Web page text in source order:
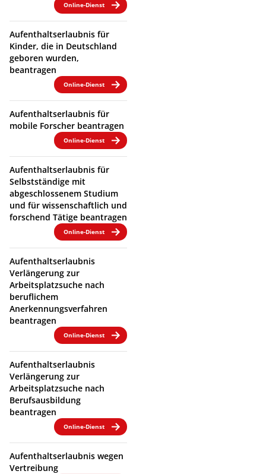
Online-Dienst
Aufenthaltserlaubnis für
Kinder, die in Deutschland
geboren wurden,
beantragen
Online-Dienst
Aufenthaltserlaubnis für
mobile Forscher beantragen
Online-Dienst
Aufenthaltserlaubnis für
Selbstständige mit
abgeschlossenem Studium
und für wissenschaftlich und
forschend Tätige beantragen
Online-Dienst
Aufenthaltserlaubnis
Verlängerung zur
Arbeitsplatzsuche nach
beruflichem
Anerkennungsverfahren
beantragen
Online-Dienst
Aufenthaltserlaubnis
Verlängerung zur
Arbeitsplatzsuche nach
Berufsausbildung
beantragen
Online-Dienst
Aufenthaltserlaubnis wegen
Vertreibung